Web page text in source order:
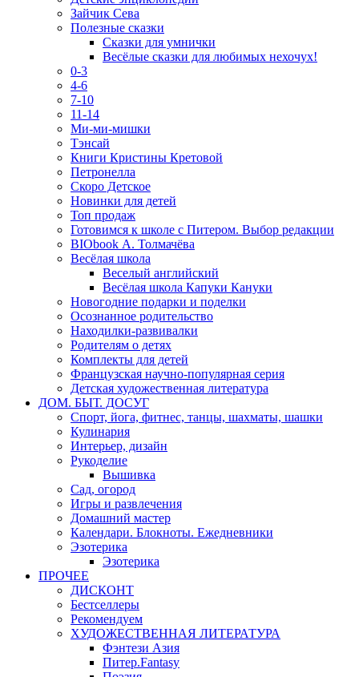
Зайчик Сева
Полезные сказки
Сказки для умнички
Весёлые сказки для любимых нехочух!
0-3
4-6
7-10
11-14
Ми-ми-мишки
Тэнсай
Книги Кристины Кретовой
Петронелла
Скоро Детское
Новинки для детей
Топ продаж
Готовимся к школе с Питером. Выбор редакции
BIObook А. Толмачёва
Весёлая школа
Веселый английский
Весёлая школа Капуки Кануки
Новогодние подарки и поделки
Осознанное родительство
Находилки-развивалки
Родителям о детях
Комплекты для детей
Французская научно-популярная серия
Детская художественная литература
ДОМ. БЫТ. ДОСУГ
Спорт, йога, фитнес, танцы, шахматы, шашки
Кулинария
Интерьер, дизайн
Рукоделие
Вышивка
Сад, огород
Игры и развлечения
Домашний мастер
Календари. Блокноты. Ежедневники
Эзотерика
Эзотерика
ПРОЧЕЕ
ДИСКОНТ
Бестселлеры
Рекомендуем
ХУДОЖЕСТВЕННАЯ ЛИТЕРАТУРА
Фэнтези Азия
Питер.Fantasy